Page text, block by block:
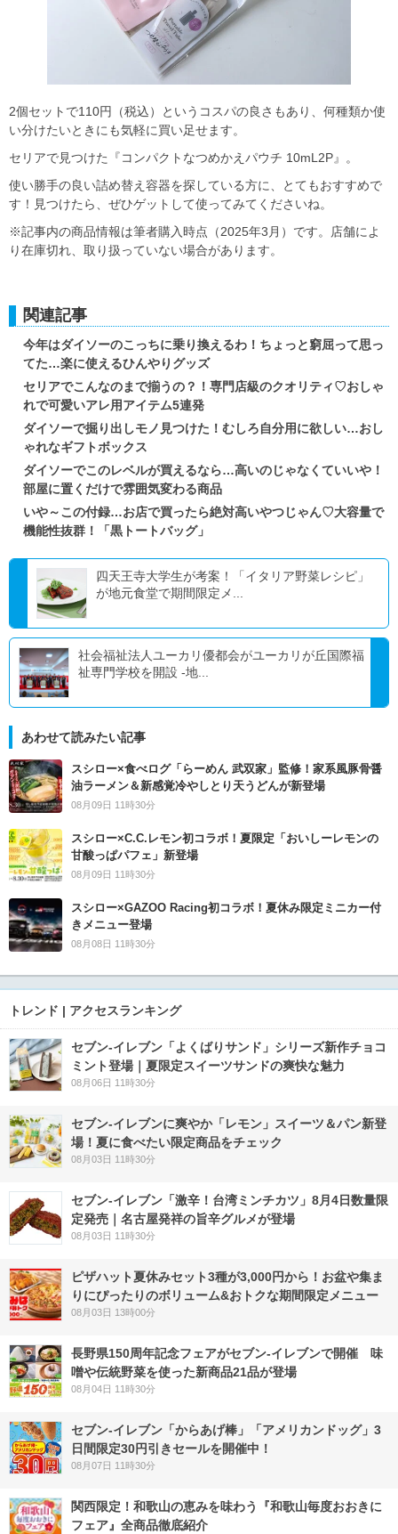
2個セットで110円（税込）というコスパの良さもあり、何種類か使
い分けたいときにも気軽に買い足せます。
セリアで見つけた『コンパクトなつめかえパウチ 10mL2P』。
使い勝手の良い詰め替え容器を探している方に、とてもおすすめで
す！見つけたら、ぜひゲットして使ってみてくださいね。
※記事内の商品情報は筆者購入時点（2025年3月）です。店舗によ
り在庫切れ、取り扱っていない場合があります。
関連記事
今年はダイソーのこっちに乗り換えるわ！ちょっと窮屈って思っ
てた…楽に使えるひんやりグッズ
セリアでこんなのまで揃うの？！専門店級のクオリティ♡おしゃ
れで可愛いアレ用アイテム5連発
ダイソーで掘り出しモノ見つけた！むしろ自分用に欲しい…おし
ゃれなギフトボックス
ダイソーでこのレベルが買えるなら…高いのじゃなくていいや！
部屋に置くだけで雰囲気変わる商品
いや～この付録…お店で買ったら絶対高いやつじゃん♡大容量で
機能性抜群！「黒トートバッグ」
四天王寺大学生が考案！「イタリア野菜レシピ」
が地元食堂で期間限定メ...
社会福祉法人ユーカリ優都会がユーカリが丘国際福
祉専門学校を開設 -地...
あわせて読みたい記事
スシロー×食べログ「らーめん 武双家」監修！家系風豚骨醤
油ラーメン＆新感覚冷やしとり天うどんが新登場
08月09日 11時30分
スシロー×C.C.レモン初コラボ！夏限定「おいしーレモンの
甘酸っぱパフェ」新登場
08月09日 11時30分
スシロー×GAZOO Racing初コラボ！夏休み限定ミニカー付
きメニュー登場
08月08日 11時30分
トレンド | アクセスランキング
セブン‐イレブン「よくばりサンド」シリーズ新作チョコ
ミント登場｜夏限定スイーツサンドの爽快な魅力
08月06日 11時30分
セブン‐イレブンに爽やか「レモン」スイーツ＆パン新登
場！夏に食べたい限定商品をチェック
08月03日 11時30分
セブン-イレブン「激辛！台湾ミンチカツ」8月4日数量限
定発売｜名古屋発祥の旨辛グルメが登場
08月03日 11時30分
ピザハット夏休みセット3種が3,000円から！お盆や集ま
りにぴったりのボリューム&おトクな期間限定メニュー
08月03日 13時00分
長野県150周年記念フェアがセブン-イレブンで開催 味
噌や伝統野菜を使った新商品21品が登場
08月04日 11時30分
セブン‐イレブン「からあげ棒」「アメリカンドッグ」3
日間限定30円引きセールを開催中！
08月07日 11時30分
関西限定！和歌山の恵みを味わう『和歌山毎度おおきに
フェア』全商品徹底紹介